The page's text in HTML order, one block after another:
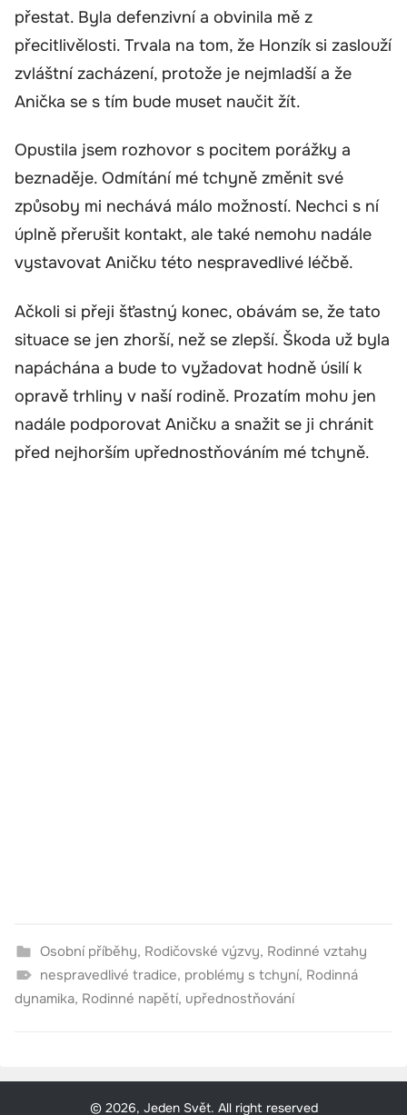
přestat. Byla defenzivní a obvinila mě z
přecitlivělosti. Trvala na tom, že Honzík si zaslouží
zvláštní zacházení, protože je nejmladší a že
Anička se s tím bude muset naučit žít.
Opustila jsem rozhovor s pocitem porážky a
beznaděje. Odmítání mé tchyně změnit své
způsoby mi nechává málo možností. Nechci s ní
úplně přerušit kontakt, ale také nemohu nadále
vystavovat Aničku této nespravedlivé léčbě.
Ačkoli si přeji šťastný konec, obávám se, že tato
situace se jen zhorší, než se zlepší. Škoda už byla
napáchána a bude to vyžadovat hodně úsilí k
opravě trhliny v naší rodině. Prozatím mohu jen
nadále podporovat Aničku a snažit se ji chránit
před nejhorším upřednostňováním mé tchyně.
Osobní příběhy, Rodičovské výzvy, Rodinné vztahy
nespravedlivé tradice, problémy s tchyní, Rodinná
dynamika, Rodinné napětí, upřednostňování
© 2026, Jeden Svět. All right reserved